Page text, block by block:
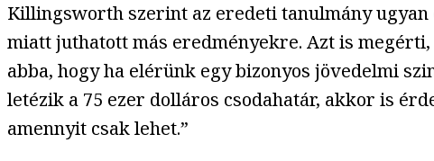
Killingsworth szerint az eredeti tanulmány
miatt juthatott más eredményekre. Azt is
abba, hogy ha elérünk egy bizonyos jövedelmi
letézik a 75 ezer dolláros csodahatár, akkor is
amennyit csak lehet.”